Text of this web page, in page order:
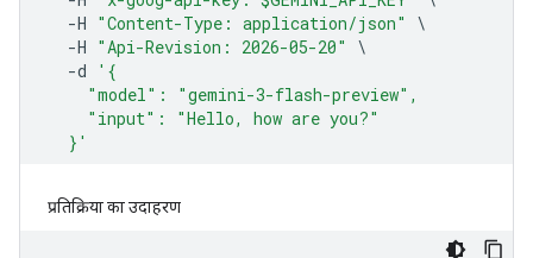
प्रतिक्रिया का उदाहरण